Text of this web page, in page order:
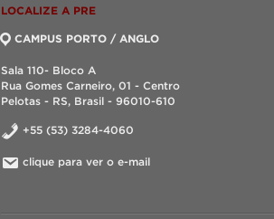
LOCALIZE A PRE
CAMPUS PORTO / ANGLO
Sala 110- Bloco A
Rua Gomes Carneiro, 01 - Centro
Pelotas - RS, Brasil - 96010-610
+55 (53) 3284-4060
clique para ver o e-mail